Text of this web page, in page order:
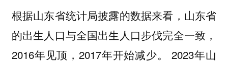
根据山东省统计局披露的数据来看，山东省
的出生人口与全国出生人口步伐完全一致，
2016年见顶，2017年开始减少。 2023年山